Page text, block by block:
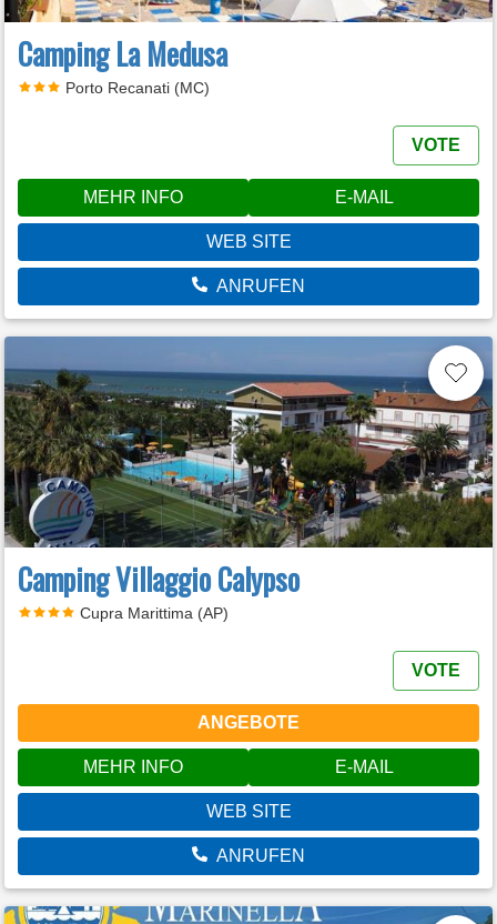
Camping La Medusa
Porto Recanati (MC)
VOTE
MEHR INFO E-MAIL
WEB SITE
ANRUFEN
Camping Villaggio Calypso
Cupra Marittima (AP)
VOTE
ANGEBOTE
MEHR INFO E-MAIL
WEB SITE
ANRUFEN